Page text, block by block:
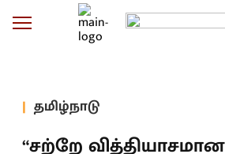
தமிழ்நாடு
“சற்றே வித்தியாசமான